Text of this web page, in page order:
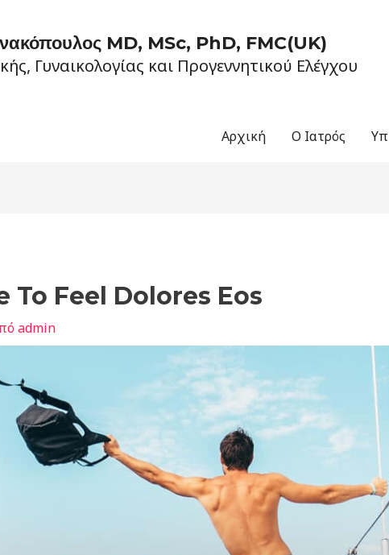
MD, MSc, PhD, FMC(UK)
Γυναικολογίας και Προγεννητικού Ελέγχου
Αρχική Ο Ιατρός
To Feel Dolores Eos
admin